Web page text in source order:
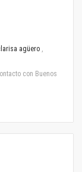
agüero ,
con Buenos